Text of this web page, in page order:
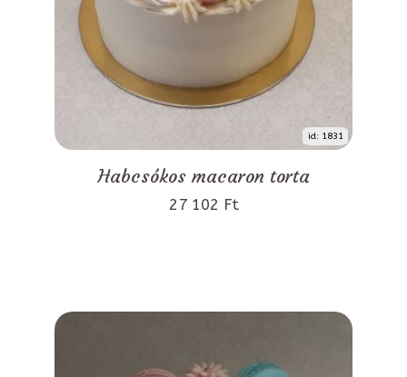
id: 1831
Habcsókos macaron torta
27 102 Ft